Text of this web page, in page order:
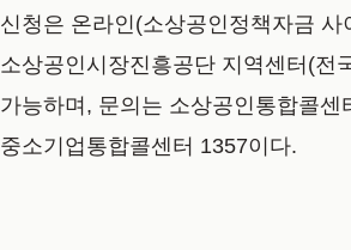
신청은 온라인(소상공인정책자금 사
소상공인시장진흥공단 지역센터(전
가능하며, 문의는 소상공인통합콜센
중소기업통합콜센터 1357이다.